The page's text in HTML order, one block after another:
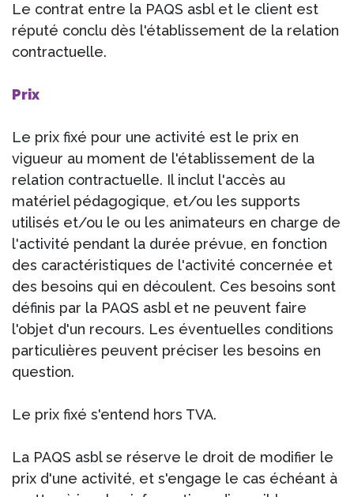
Le contrat entre la PAQS asbl et le client est
réputé conclu dès l'établissement de la relation
contractuelle.
Prix
Le prix fixé pour une activité est le prix en
vigueur au moment de l'établissement de la
relation contractuelle. Il inclut l'accès au
matériel pédagogique, et/ou les supports
utilisés et/ou le ou les animateurs en charge de
l'activité pendant la durée prévue, en fonction
des caractéristiques de l'activité concernée et
des besoins qui en découlent. Ces besoins sont
définis par la PAQS asbl et ne peuvent faire
l'objet d'un recours. Les éventuelles conditions
particulières peuvent préciser les besoins en
question.
Le prix fixé s'entend hors TVA.
La PAQS asbl se réserve le droit de modifier le
prix d'une activité, et s'engage le cas échéant à